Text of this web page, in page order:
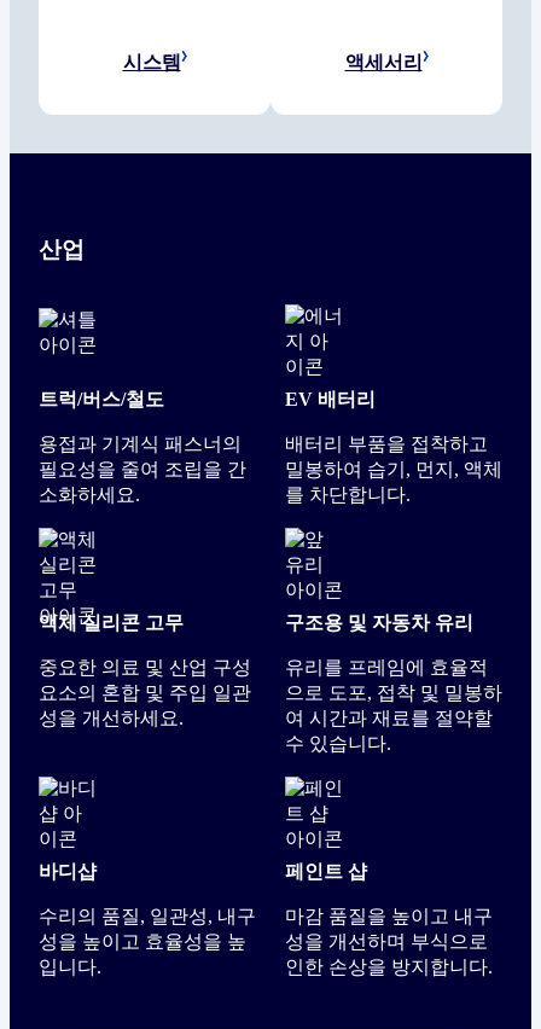
시스템 액세서리
산업
트럭/버스/철도
용접과 기계식 패스너의
필요성을 줄여 조립을 간
소화하세요.
EV 배터리
배터리 부품을 접착하고
밀봉하여 습기, 먼지, 액체
를 차단합니다.
액체 실리콘 고무
중요한 의료 및 산업 구성
요소의 혼합 및 주입 일관
성을 개선하세요.
구조용 및 자동차 유리
유리를 프레임에 효율적
으로 도포, 접착 및 밀봉하
여 시간과 재료를 절약할
수 있습니다.
바디샵
수리의 품질, 일관성, 내구
성을 높이고 효율성을 높
입니다.
페인트 샵
마감 품질을 높이고 내구
성을 개선하며 부식으로
인한 손상을 방지합니다.